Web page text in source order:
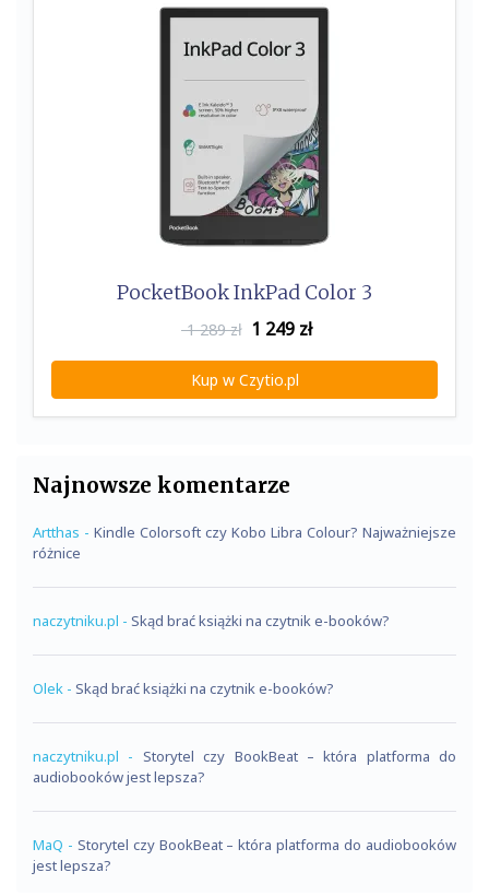
PocketBook InkPad Color 3
1 289 zł 1 249zł
Kup w Czytio.pl
Najnowsze komentarze
Artthas - Kindle Colorsoft czy Kobo Libra Colour? Najważniejsze
różnice
naczytniku.pl - Skąd brać książki na czytnik e-booków?
Olek - Skąd brać książki na czytnik e-booków?
naczytniku.pl - Storytel czy BookBeat – która platforma do
audiobooków jest lepsza?
MaQ - Storytel czy BookBeat – która platforma do audiobooków
jest lepsza?